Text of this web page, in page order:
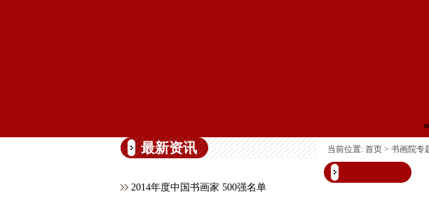
最新资讯
2014年度中国书画家 500强名单
当前位置: 首页 > 书画院专